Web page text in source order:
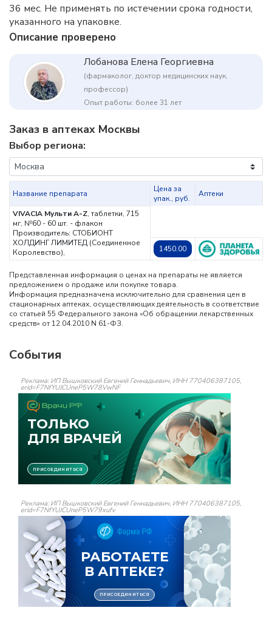
36 мес. Не применять по истечении срока годности,
указанного на упаковке.
Описание проверено
Лобанова Елена Георгиевна
(фармаколог, доктор медицинских наук,
профессор)
Опыт работы: более 31 лет
Заказ в аптеках Москвы
Выбор региона:
Название препарата
Цена за
упак., руб.
Аптеки
VIVACIA Мульти A-Z, таблетки, 715
мг, №60 - 60 шт. - флакон
Производитель: СТОБИОНТ
ХОЛДИНГ ЛИМИТЕД (Соединенное
Королевство),
1450.00
Представленная информация о ценах на препараты не является
предложением о продаже или покупке товара.
Информация предназначена исключительно для сравнения цен в
стационарных аптеках, осуществляющих деятельность в соответствие
со статьей 55 Федерального закона «Об обращении лекарственных
средств» от 12.04.2010 N 61-ФЗ.
События
Реклама: ИП Вышковский Евгений Геннадьевич, ИНН 770406387105,
erid=F7NfYUJCUneP5W78VwNF
Реклама: ИП Вышковский Евгений Геннадьевич, ИНН 770406387105,
erid=F7NfYUJCUneP5W79xufv